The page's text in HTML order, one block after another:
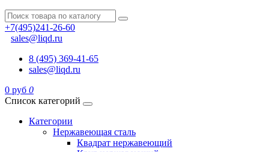
+7(495)241-26-60
sales@liqd.ru
8 (495) 369-41-65
sales@liqd.ru
0 руб 0
Список категорий
Категории
Нержавеющая сталь
Квадрат нержавеющий